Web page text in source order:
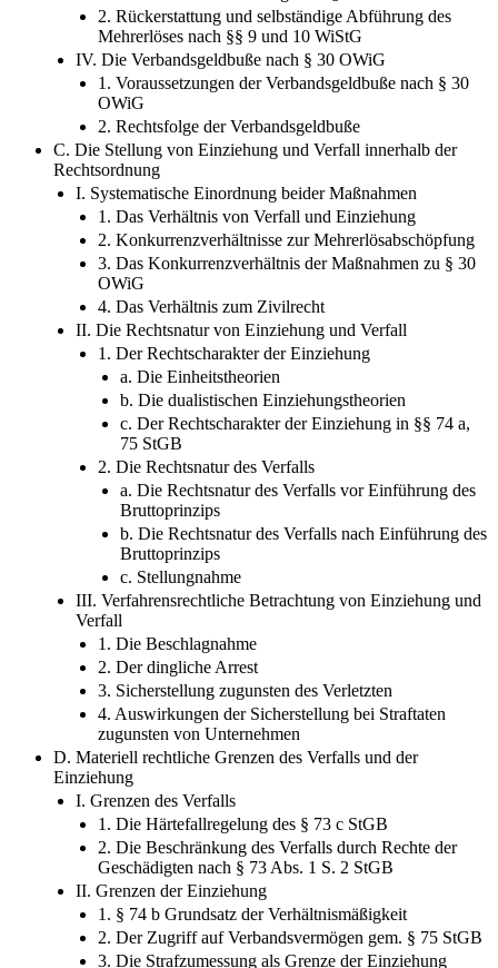
1. Die Mehrerlösabführung nach § 8 WiStG
2. Rückerstattung und selbständige Abführung des
Mehrerlöses nach §§ 9 und 10 WiStG
IV. Die Verbandsgeldbuße nach § 30 OWiG
1. Voraussetzungen der Verbandsgeldbuße nach § 30
OWiG
2. Rechtsfolge der Verbandsgeldbuße
C. Die Stellung von Einziehung und Verfall innerhalb der
Rechtsordnung
I. Systematische Einordnung beider Maßnahmen
1. Das Verhältnis von Verfall und Einziehung
2. Konkurrenzverhältnisse zur Mehrerlösabschöpfung
3. Das Konkurrenzverhältnis der Maßnahmen zu § 30
OWiG
4. Das Verhältnis zum Zivilrecht
II. Die Rechtsnatur von Einziehung und Verfall
1. Der Rechtscharakter der Einziehung
a. Die Einheitstheorien
b. Die dualistischen Einziehungstheorien
c. Der Rechtscharakter der Einziehung in §§ 74 a,
75 StGB
2. Die Rechtsnatur des Verfalls
a. Die Rechtsnatur des Verfalls vor Einführung des
Bruttoprinzips
b. Die Rechtsnatur des Verfalls nach Einführung des
Bruttoprinzips
c. Stellungnahme
III. Verfahrensrechtliche Betrachtung von Einziehung und
Verfall
1. Die Beschlagnahme
2. Der dingliche Arrest
3. Sicherstellung zugunsten des Verletzten
4. Auswirkungen der Sicherstellung bei Straftaten
zugunsten von Unternehmen
D. Materiell rechtliche Grenzen des Verfalls und der
Einziehung
I. Grenzen des Verfalls
1. Die Härtefallregelung des § 73 c StGB
2. Die Beschränkung des Verfalls durch Rechte der
Geschädigten nach § 73 Abs. 1 S. 2 StGB
II. Grenzen der Einziehung
1. § 74 b Grundsatz der Verhältnismäßigkeit
2. Der Zugriff auf Verbandsvermögen gem. § 75 StGB